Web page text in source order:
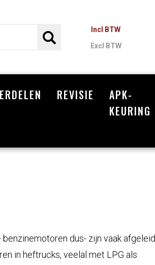
Incl BTW
Excl BTW
Winkelwagen
REVISIE
APK-
KEURING
dus- zijn vaak afgeleid
in heftrucks, veelal met LPG als